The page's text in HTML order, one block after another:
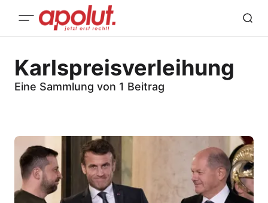
Karlspreisverleihung
Eine Sammlung von 1 Beitrag